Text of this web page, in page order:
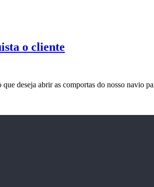
o cliente
deseja abrir as comportas do nosso navio